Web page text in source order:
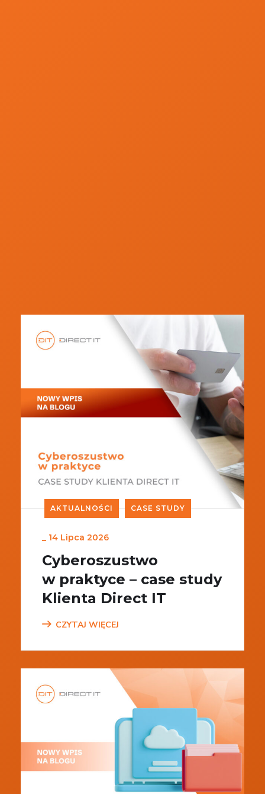
AKTUALNOŚCI CASE STUDY
_ 14 Lipca 2026
Cyberoszustwo
w praktyce – case study
Klienta Direct IT
CZYTAJ WIĘCEJ